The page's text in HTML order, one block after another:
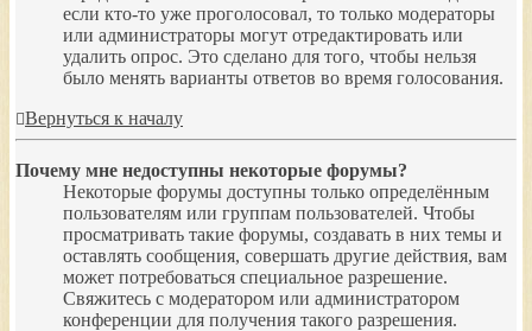
если кто-то уже проголосовал, то только модераторы
или администраторы могут отредактировать или
удалить опрос. Это сделано для того, чтобы нельзя
было менять варианты ответов во время голосования.
Вернуться к началу
Почему мне недоступны некоторые форумы?
Некоторые форумы доступны только определённым
пользователям или группам пользователей. Чтобы
просматривать такие форумы, создавать в них темы и
оставлять сообщения, совершать другие действия, вам
может потребоваться специальное разрешение.
Свяжитесь с модератором или администратором
конференции для получения такого разрешения.